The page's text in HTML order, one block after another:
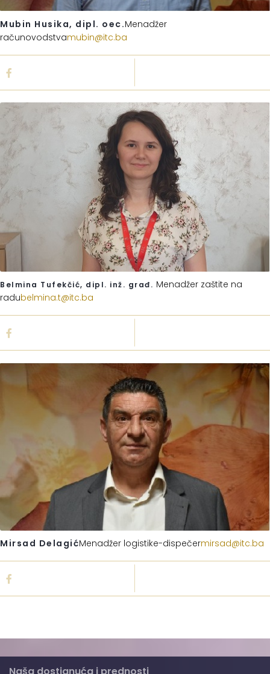
Mubin Husika, dipl. oec.Menadžer
računovodstvamubin@itc.ba
Belmina Tufekčić, dipl. inž. građ. Menadžer zaštite na
radubelmina.t@itc.ba
Mirsad DelagićMenadžer logistike-dispečermirsad@itc.ba
Naša dostignuća i prednosti